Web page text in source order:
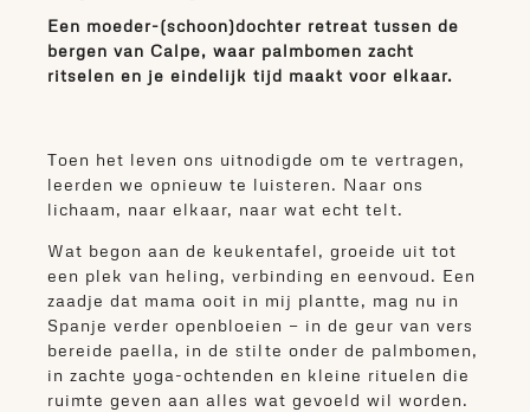
Een moeder-(schoon)dochter retreat tussen de
bergen van Calpe, waar palmbomen zacht
ritselen en je eindelijk tijd maakt voor elkaar.
Toen het leven ons uitnodigde om te vertragen,
leerden we opnieuw te luisteren. Naar ons
lichaam, naar elkaar, naar wat echt telt.
Wat begon aan de keukentafel, groeide uit tot
een plek van heling, verbinding en eenvoud. Een
zaadje dat mama ooit in mij plantte, mag nu in
Spanje verder openbloeien — in de geur van vers
bereide paella, in de stilte onder de palmbomen,
in zachte yoga-ochtenden en kleine rituelen die
ruimte geven aan alles wat gevoeld wil worden.